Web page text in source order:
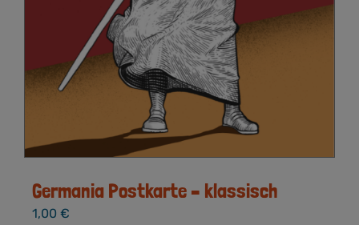
Germania Postkarte – klassisch
1,00 €